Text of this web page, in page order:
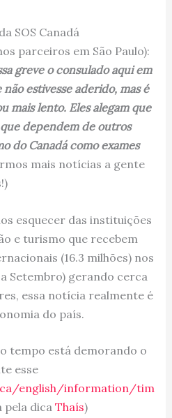
SOS Canadá
parceiros em São Paulo):
greve o consulado aqui em
estivesse aderido, mas é
mais lento. Eles alegam que
dependem de outros
do Canadá como exames
mais notícias a gente
esquecer das instituições
e turismo que recebem
(16.3 milhões) nos
Setembro) gerando cerca
essa notícia realmente é
do país.
tempo está demorando o
esse
english/information/tim
pela dicaThaís)